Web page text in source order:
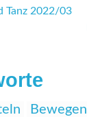
Tanz 2022/03
Bewegen